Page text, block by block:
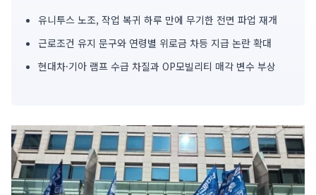
유니투스 노조, 작업 복귀 하루 만에 무기한 전면 파업 재개
근로조건 유지 문구와 연령별 위로금 차등 지급 논란 확대
현대차·기아 램프 수급 차질과 OP모빌리티 매각 변수 부상